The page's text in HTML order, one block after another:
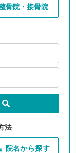
骨院・接骨院
法
院名から探す